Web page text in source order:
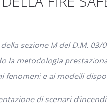
sezione M del D.M.
la metodologia
fenomeni e ai modelli
di scenari